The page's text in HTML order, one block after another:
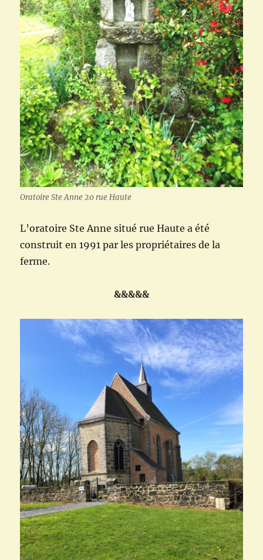
Oratoire Ste Anne 20 rue Haute
L’oratoire Ste Anne situé rue Haute a été
construit en 1991 par les propriétaires de la
ferme.
&&&&&